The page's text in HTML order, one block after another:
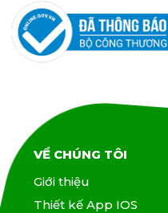
VỀ CHÚNG TÔI
Giới thiệu
Thiết kế App IOS